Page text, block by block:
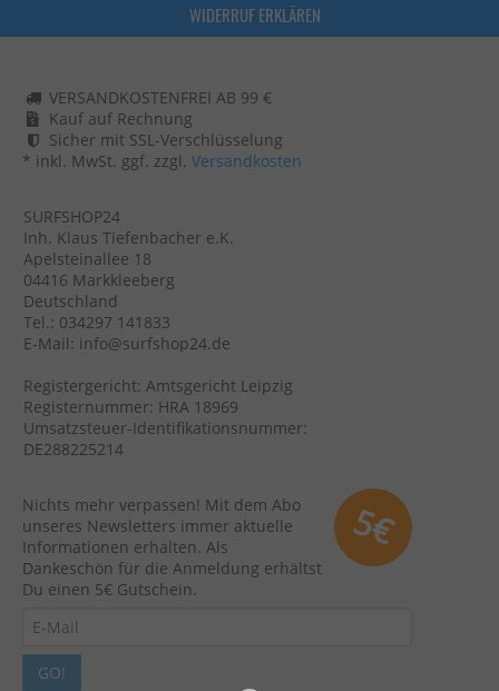
WIDERRUF ERKLÄREN
VERSANDKOSTENFREI AB 99 €
Kauf auf Rechnung
Sicher mit SSL-Verschlüsselung
* inkl. MwSt. ggf. zzgl. Versandkosten
SURFSHOP24
Inh. Klaus Tiefenbacher e.K.
Apelsteinallee 18
04416 Markkleeberg
Deutschland
Tel.: 034297 141833
E-Mail: info@surfshop24.de
Registergericht: Amtsgericht Leipzig
Registernummer: HRA 18969
Umsatzsteuer-Identifikationsnummer:
DE288225214
5€
Nichts mehr verpassen! Mit dem Abo
unseres Newsletters immer aktuelle
Informationen erhalten. Als
Dankeschön für die Anmeldung erhältst
Du einen 5€ Gutschein.
GO!